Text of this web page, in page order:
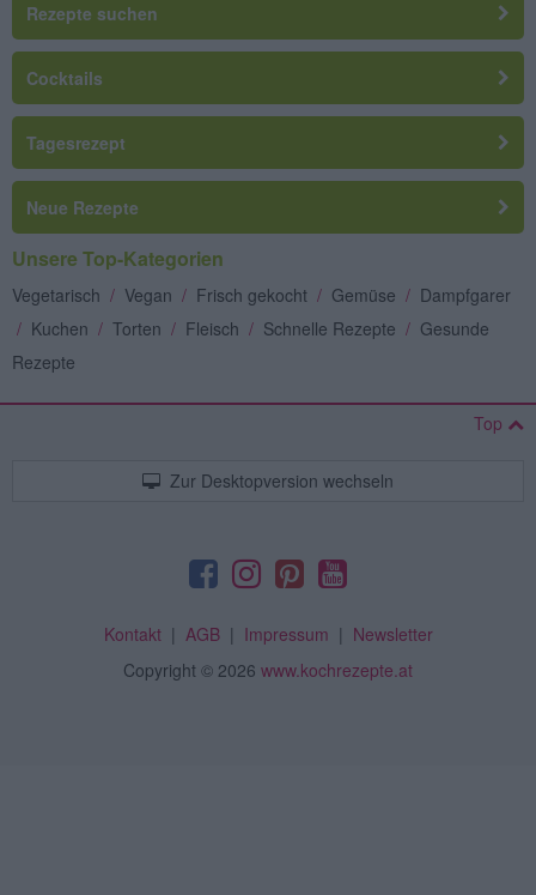
Rezepte suchen
Cocktails
Tagesrezept
Neue Rezepte
Unsere Top-Kategorien
Vegetarisch / Vegan / Frisch gekocht / Gemüse / Dampfgarer
/ Kuchen / Torten / Fleisch / Schnelle Rezepte / Gesunde
Rezepte
Top
Zur Desktopversion wechseln
Kontakt| AGB| Impressum | Newsletter
Copyright © 2026 www.kochrezepte.at